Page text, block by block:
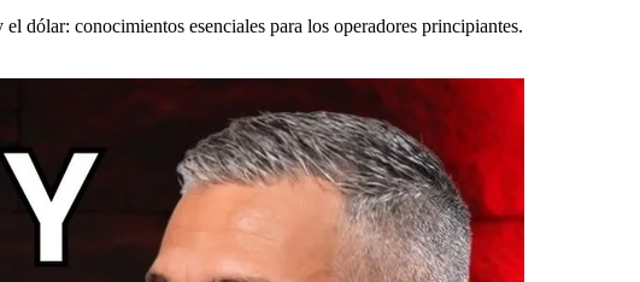
dólar: conocimientos esenciales para los operadores principiantes.